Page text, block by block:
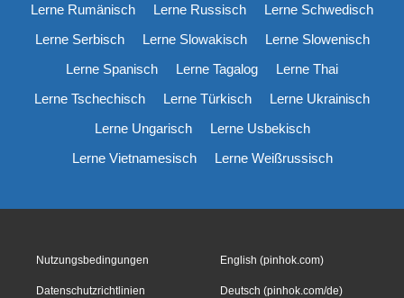
Lerne Rumänisch
Lerne Russisch
Lerne Schwedisch
Lerne Serbisch
Lerne Slowakisch
Lerne Slowenisch
Lerne Spanisch
Lerne Tagalog
Lerne Thai
Lerne Tschechisch
Lerne Türkisch
Lerne Ukrainisch
Lerne Ungarisch
Lerne Usbekisch
Lerne Vietnamesisch
Lerne Weißrussisch
Nutzungsbedingungen
Datenschutzrichtlinien
English (pinhok.com)
Deutsch (pinhok.com/de)